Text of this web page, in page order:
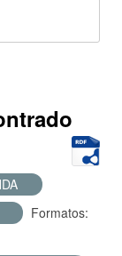
Formatos: